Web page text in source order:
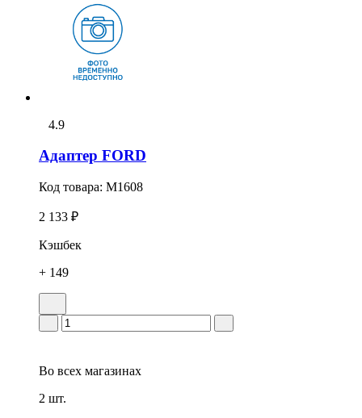
4.9
Адаптер FORD
Код товара: M1608
2 133 ₽
Кэшбек
+ 149
Во всех магазинах
2 шт.